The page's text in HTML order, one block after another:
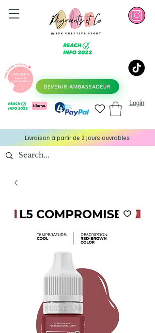
DEVENIR AMBASSADEUR
Login
Livraison à partir de 2 Jours ouvrables